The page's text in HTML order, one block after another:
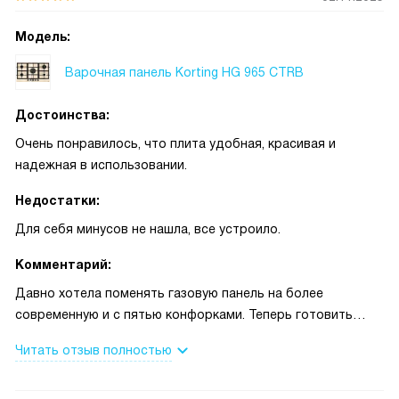
Модель:
Варочная панель Korting HG 965 CTRB
Достоинства:
Очень понравилось, что плита удобная, красивая и
надежная в использовании.
Недостатки:
Для себя минусов не нашла, все устроило.
Комментарий:
Давно хотела поменять газовую панель на более
современную и с пятью конфорками. Теперь готовить
семья или приходят гости. Очень удобно, что есть
Читать отзыв полностью